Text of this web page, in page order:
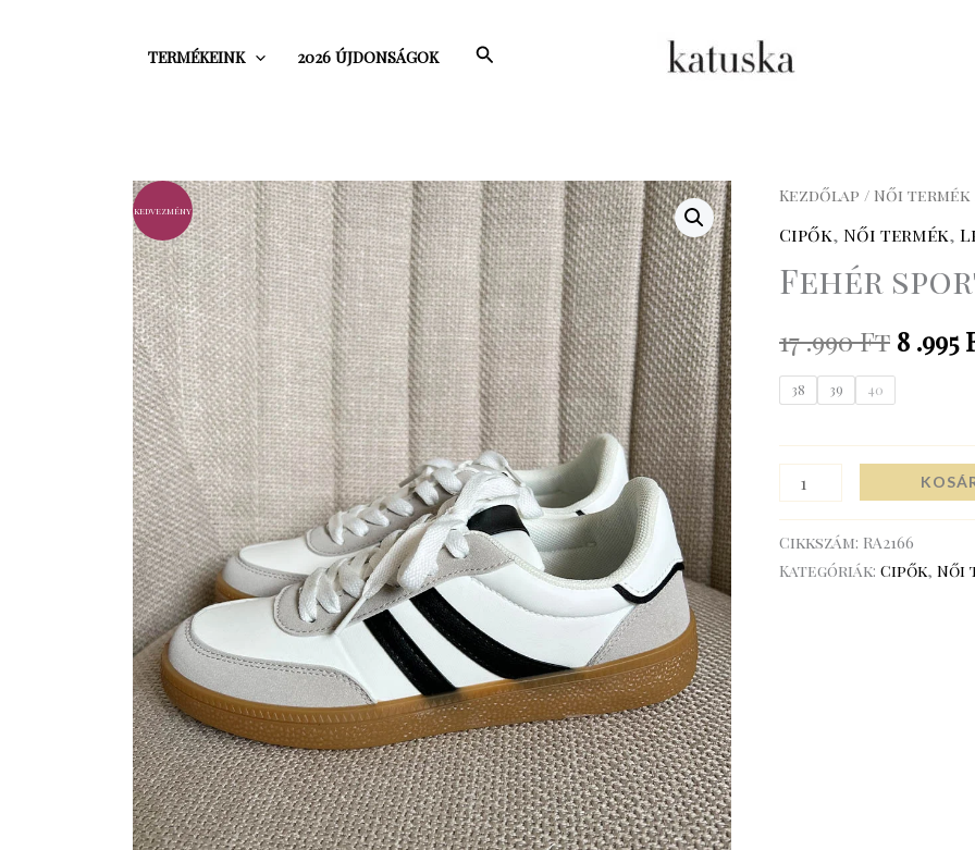
TERMÉKEINK 2026 ÚJDONSÁGOK Search
kedvezmény
Kezdőlap / Női termék
Cipők, Női termék,
Fehér
17 .990Ft
price
was:
17
8 .995
38 39 40
Fehér
sportcipő
Cikkszám: RA2166
Kategóriák: Cipők, Női